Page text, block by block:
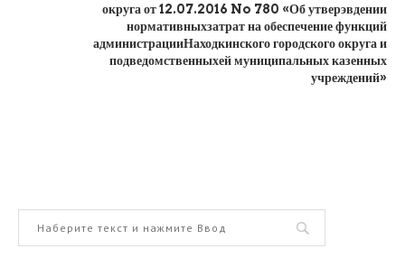
округа от 12.07.2016 No 780 «Об утверэвдении
нормативныхзатрат на обеспечение функций
администрацииНаходкинского городского округа и
подведомственныхей муниципальных казенных
учреждений»